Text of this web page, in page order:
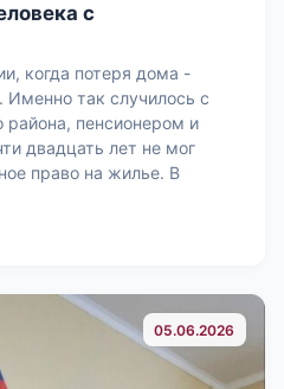
с
когда потеря дома -
так случилось с
района, пенсионером и
двадцать лет не мог
право на жилье. В
по правам
05.06.2026